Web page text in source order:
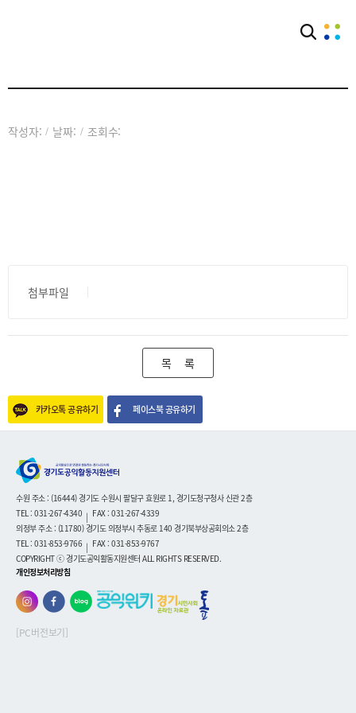
작성자: / 날짜: / 조회수:
첨부파일
카카오톡 공유하기 페이스북 공유하기
목 록
수원 주소 : (16444) 경기도 수원시 팔달구 효원로 1, 경기도청구청사 신관 2층
TEL : 031-267-4340 | FAX : 031-267-4339
의정부 주소 : (11780) 경기도 의정부시 추동로 140 경기북부상공회의소 2층
TEL : 031-853-9766 | FAX : 031-853-9767
COPYRIGHT ⓒ 경기도공익활동지원센터 ALL RIGHTS RESERVED.
개인정보처리방침
[PC버전보기]